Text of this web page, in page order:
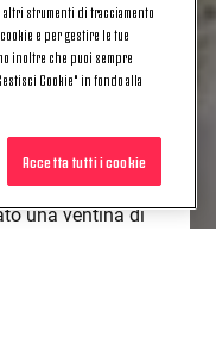
aveva messo al
reti nei primi
Per la
di arrivare
la finale contro
del primo
una ventina di
strumenti di tracciamento
e per gestire le tue
inoltre che puoi sempre
Cookie" in fondo alla
Accetta tutti i cookie